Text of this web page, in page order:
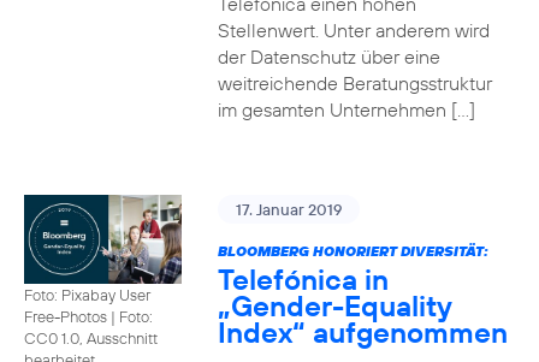
Stellenwert. Unter anderem wird
der Datenschutz über eine
weitreichende Beratungsstruktur
im gesamten Unternehmen […]
Foto: Pixabay User
Free-Photos | Foto:
CC0 1.0, Ausschnitt
17. Januar 2019
BLOOMBERG HONORIERT DIVERSITÄT:
Telefónica in
„Gender-Equality
Index“ aufgenommen